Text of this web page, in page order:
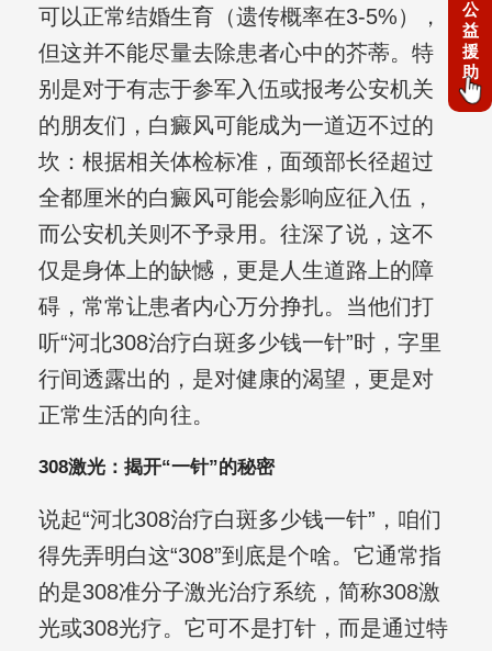
可以正常结婚生育（遗传概率在3-5%），
但这并不能尽量去除患者心中的芥蒂。特
别是对于有志于参军入伍或报考公安机关
的朋友们，白癜风可能成为一道迈不过的
坎：根据相关体检标准，面颈部长径超过
全都厘米的白癜风可能会影响应征入伍，
而公安机关则不予录用。往深了说，这不
仅是身体上的缺憾，更是人生道路上的障
碍，常常让患者内心万分挣扎。当他们打
听“河北308治疗白斑多少钱一针”时，字里
行间透露出的，是对健康的渴望，更是对
正常生活的向往。
308激光：揭开“一针”的秘密
说起“河北308治疗白斑多少钱一针”，咱们
得先弄明白这“308”到底是个啥。它通常指
的是308准分子激光治疗系统，简称308激
光或308光疗。它可不是打针，而是通过特
公
益
援
助